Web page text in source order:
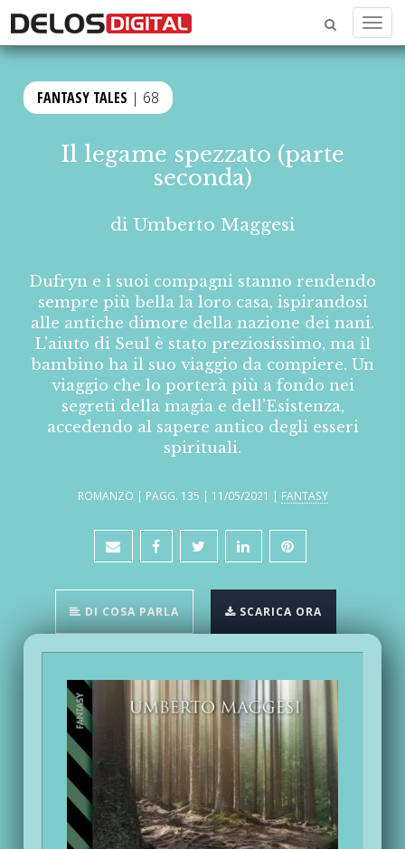
Menu
FANTASY TALES | 68
Il legame spezzato (parte
seconda)
di Umberto Maggesi
Dufryn e i suoi compagni stanno rendendo
sempre più bella la loro casa, ispirandosi
alle antiche dimore della nazione dei nani.
L’aiuto di Seul è stato preziosissimo, ma il
bambino ha il suo viaggio da compiere. Un
viaggio che lo porterà più a fondo nei
segreti della magia e dell’Esistenza,
accedendo al sapere antico degli esseri
spirituali.
ROMANZO | PAGG. 135 | 11/05/2021 | FANTASY
DI COSA PARLA SCARICA ORA